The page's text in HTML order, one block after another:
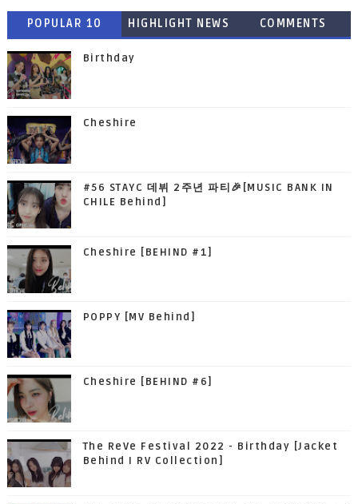
POPULAR 10 HIGHLIGHT NEWS COMMENTS
Birthday
Cheshire
#56 STAYC 데뷔 2주년 파티🎉[MUSIC BANK IN
CHILE Behind]
Cheshire [BEHIND #1]
POPPY [MV Behind]
Cheshire [BEHIND #6]
The ReVe Festival 2022 - Birthday [Jacket
Behind I RV Collection]